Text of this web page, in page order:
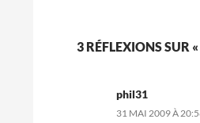
3 RÉFLEXIONS SUR
phil31
31 MAI 2009 À